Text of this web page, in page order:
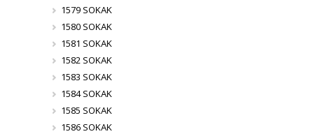
1579 SOKAK
1580 SOKAK
1581 SOKAK
1582 SOKAK
1583 SOKAK
1584 SOKAK
1585 SOKAK
1586 SOKAK